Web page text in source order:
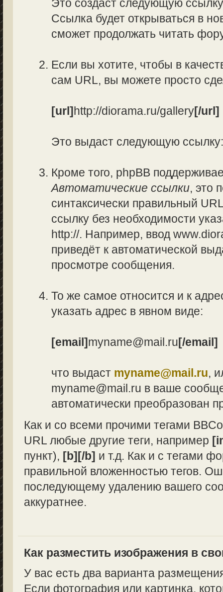
Это создаст следующую
Ссылка будет открываться в
сможет продолжать читать
Если вы хотите, чтобы в
сам URL, вы можете просто
[url]http://diorama.ru/gallery[/url]
Это выдаст следующую
Кроме того, phpBB
Автоматические ссылки, это
синтаксически правильный
ссылку без необходимости
http://. Например, ввод
приведёт к автоматической
просмотре сообщения.
То же самое относится и к
указать адрес в явном виде:
[email]myname@mail.ru[/email]
что выдаст myname@mail.ru,
myname@mail.ru в ваше
автоматически преобразован
Как и со всеми прочими тегами
URL любые другие теги, например
пункт), [b][/b] и т.д. Как и с тегами
правильной вложенностью тегов.
последующему удалению вашего
аккуратнее.
Как разместить изображения в
У вас есть два варианта
Если фотография или картинка,